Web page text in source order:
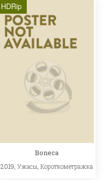
HDRip
Boneca
2019,Ужасы,Короткометражка